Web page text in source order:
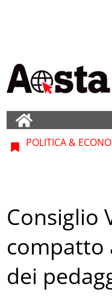
POLITICA &
Consiglio
compatto
dei